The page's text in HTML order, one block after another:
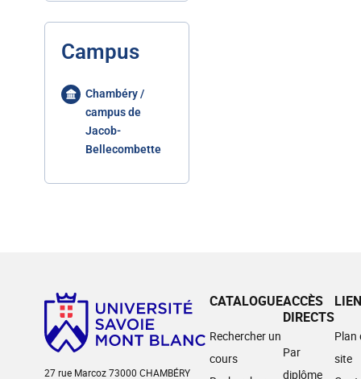
Campus
Chambéry /
campus de
Jacob-
Bellecombette
27 rue Marcoz 73000 CHAMBÉRY
CATALOGUE
Rechercher un
cours
ACCÈS
DIRECTS
Par
diplôme
Plan
site